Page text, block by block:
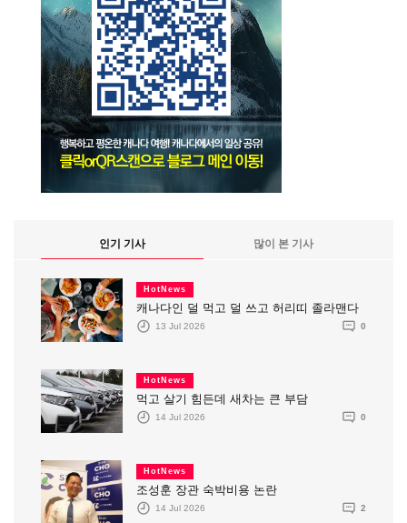
인기 기사 많이 본 기사
HotNews
캐나다인 덜 먹고 덜 쓰고 허리띠 졸라맨다
13 Jul 2026 0
HotNews
먹고 살기 힘든데 새차는 큰 부담
14 Jul 2026 0
HotNews
조성훈 장관 숙박비용 논란
14 Jul 2026 2